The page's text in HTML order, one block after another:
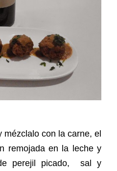
con la carne, el
remojada en la leche y
perejil picado, sal y